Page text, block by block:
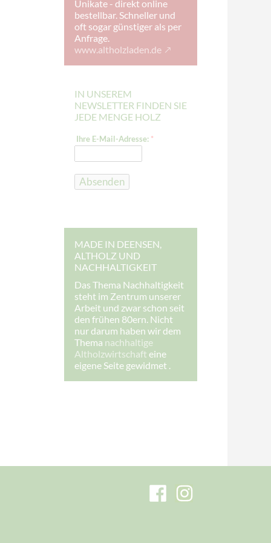
Unikate - direkt online
bestellbar. Schneller und
oft sogar günstiger als per
Anfrage.
www.altholzladen.de
IN UNSEREM
NEWSLETTER FINDEN SIE
JEDE MENGE HOLZ
*
h
Ihre E-Mail-Adresse: *
Absenden
MADE IN DEENSEN,
ALTHOLZ UND
NACHHALTIGKEIT
Das Thema Nachhaltigkeit
steht im Zentrum unserer
Arbeit und zwar schon seit
den frühen 80ern. Nicht
nur darum haben wir dem
Thema nachhaltige
Altholzwirtschaft eine
eigene Seite gewidmet .